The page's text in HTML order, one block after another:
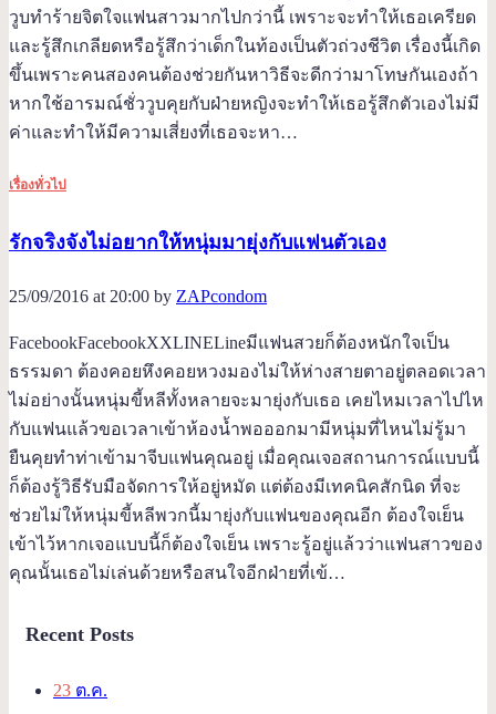
วูบทำร้ายจิตใจแฟนสาวมากไปกว่านี้ เพราะจะทำให้เธอเครียด
และรู้สึกเกลียดหรือรู้สึกว่าเด็กในท้องเป็นตัวถ่วงชีวิต เรื่องนี้เกิด
ขึ้นเพราะคนสองคนต้องช่วยกันหาวิธีจะดีกว่ามาโทษกันเองถ้า
หากใช้อารมณ์ชั่ววูบคุยกับฝ่ายหญิงจะทำให้เธอรู้สึกตัวเองไม่มี
ค่าและทำให้มีความเสี่ยงที่เธอจะหา…
เรื่องทั่วไป
รักจริงจังไม่อยากให้หนุ่มมายุ่งกับแฟนตัวเอง
25/09/2016 at 20:00 by ZAPcondom
FacebookFacebookXXLINELineมีแฟนสวยก็ต้องหนักใจเป็น
ธรรมดา ต้องคอยหึงคอยหวงมองไม่ให้ห่างสายตาอยู่ตลอดเวลา
ไม่อย่างนั้นหนุ่มขี้หลีทั้งหลายจะมายุ่งกับเธอ เคยไหมเวลาไปไห
กับแฟนแล้วขอเวลาเข้าห้องน้ำพอออกมามีหนุ่มที่ไหนไม่รู้มา
ยืนคุยทำท่าเข้ามาจีบแฟนคุณอยู่ เมื่อคุณเจอสถานการณ์แบบนี้
ก็ต้องรู้วิธีรับมือจัดการให้อยู่หมัด แต่ต้องมีเทคนิคสักนิด ที่จะ
ช่วยไม่ให้หนุ่มขี้หลีพวกนี้มายุ่งกับแฟนของคุณอีก ต้องใจเย็น
เข้าไว้หากเจอแบบนี้ก็ต้องใจเย็น เพราะรู้อยู่แล้วว่าแฟนสาวของ
คุณนั้นเธอไม่เล่นด้วยหรือสนใจอีกฝ่ายที่เข้…
Recent Posts
23 ต.ค.